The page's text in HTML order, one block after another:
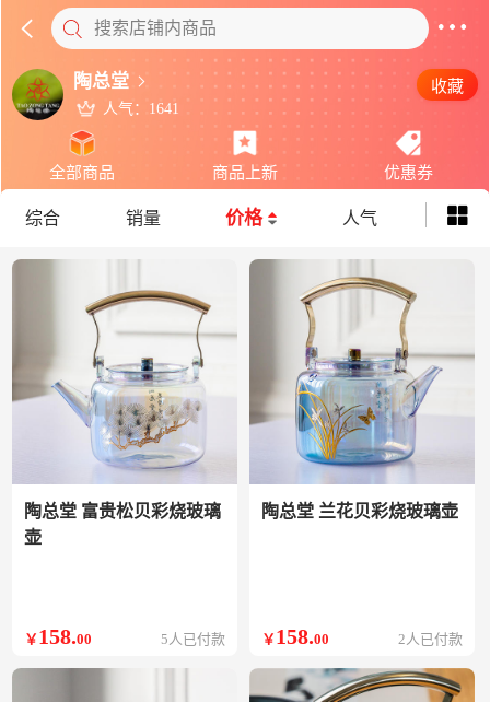
搜索店铺内商品
陶总堂
人气：1641
收藏
全部商品 商品上新 优惠券
综合 销量 价格 人气
陶总堂 富贵松贝彩烧玻璃
壶
￥ 158.00 5人已付款
陶总堂 兰花贝彩烧玻璃壶
￥ 158.00 2人已付款